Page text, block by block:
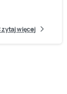
więcej